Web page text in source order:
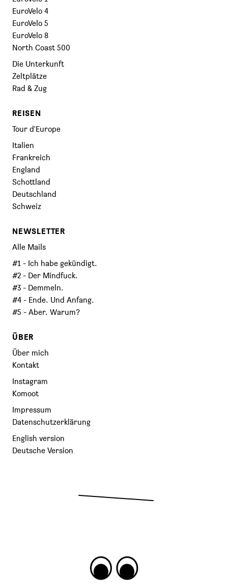
EuroVelo 4
EuroVelo 5
EuroVelo 8
North Coast 500
Die Unterkunft
Zeltplätze
Rad & Zug
REISEN
Tour d'Europe
Italien
Frankreich
England
Schottland
Deutschland
Schweiz
NEWSLETTER
Alle Mails
#1 - Ich habe gekündigt.
#2 - Der Mindfuck.
#3 - Demmeln.
#4 - Ende. Und Anfang.
#5 - Aber. Warum?
ÜBER
Über mich
Kontakt
Instagram
Komoot
Impressum
Datenschutzerklärung
English version
Deutsche Version